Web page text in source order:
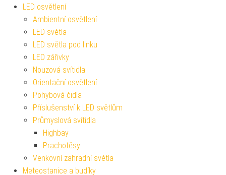
LED osvětlení
Ambientní osvětlení
LED světla
LED světla pod linku
LED zářivky
Nouzová svítidla
Orientační osvětlení
Pohybová čidla
Příslušenství k LED světlům
Průmyslová svítidla
Highbay
Prachotěsy
Venkovní zahradní světla
Meteostanice a budíky